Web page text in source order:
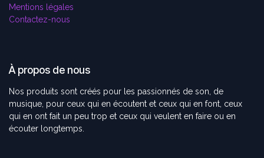
Mentions légales
Contactez-nous
À propos de nous
Nos produits sont créés pour les passionnés de son, de
musique, pour ceux qui en écoutent et ceux qui en font, ceux
qui en ont fait un peu trop et ceux qui veulent en faire ou en
écouter longtemps.